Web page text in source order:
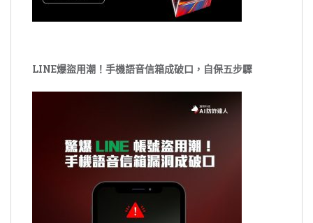
LINE爆盜用潮！手機語音信箱成破口，自保五步驟